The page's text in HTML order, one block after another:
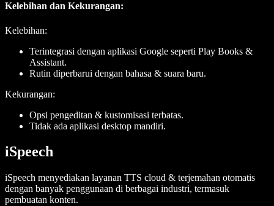
Kelebihan dan Kekurangan:
Kelebihan:
Terintegrasi dengan aplikasi Google seperti Play Books &
Assistant.
Rutin diperbarui dengan bahasa & suara baru.
Kekurangan:
Opsi pengeditan & kustomisasi terbatas.
Tidak ada aplikasi desktop mandiri.
iSpeech
iSpeech menyediakan layanan TTS cloud & terjemahan otomatis
dengan banyak penggunaan di berbagai industri, termasuk
pembuatan konten.